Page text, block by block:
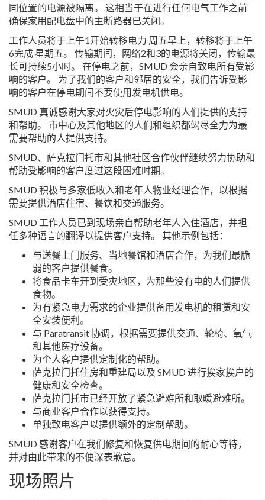
同位置的电源被隔离。 这相当于在进行任何电气工作之前
确保家用配电盘中的主断路器已关闭。
工作人员将于上午1开始转移电力 周五早上，转移将于上午
6完成 星期五。 传输期间，网络2和3的电源将关闭，传输最
长可持续5小时。 在停电之前，SMUD 会亲自致电所有受影
响的客户。 为了我们的客户和邻居的安全，我们告诉受影
响的客户在停电期间不要使用发电机供电。
SMUD 真诚感谢大家对火灾后停电影响的人们提供的支持
和帮助。 市中心及其他地区的人们和组织都竭尽全力为最
需要帮助的人提供支持。
SMUD、萨克拉门托市和其他社区合作伙伴继续努力协助和
帮助受影响的客户度过这段困难时期。
SMUD 积极与多家低收入和老年人物业经理合作，以根据
需要提供酒店住宿、餐饮和交通服务。
SMUD 工作人员已到现场亲自帮助老年人入住酒店，并担
任多种语言的翻译以提供客户支持。 其他示例包括：
与送餐上门服务、当地餐馆和酒店合作，为我们最脆
弱的客户提供餐食。
将食品卡车开到受灾地区，为那些没有电的人们提供
食物。
为有紧急电力需求的企业提供备用发电机的租赁和安
全安装便利。
与 Paratransit 协调，根据需要提供交通、轮椅、氧气
和其他医疗设备。
为个人客户提供定制化的帮助。
萨克拉门托住房和重建局以及 SMUD 进行挨家挨户的
健康和安全检查。
萨克拉门托市已经开放了紧急避难所和取暖避难所。
与商业客户合作以获得支持。
单独致电客户以提供额外的定制帮助。
SMUD 感谢客户在我们修复和恢复供电期间的耐心等待，
并对由此带来的不便深表歉意。
现场照片